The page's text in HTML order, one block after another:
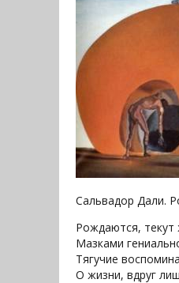
Сальвадор Дали.
Рождаются,
Мазками
Тягучие
О жизни, вдруг